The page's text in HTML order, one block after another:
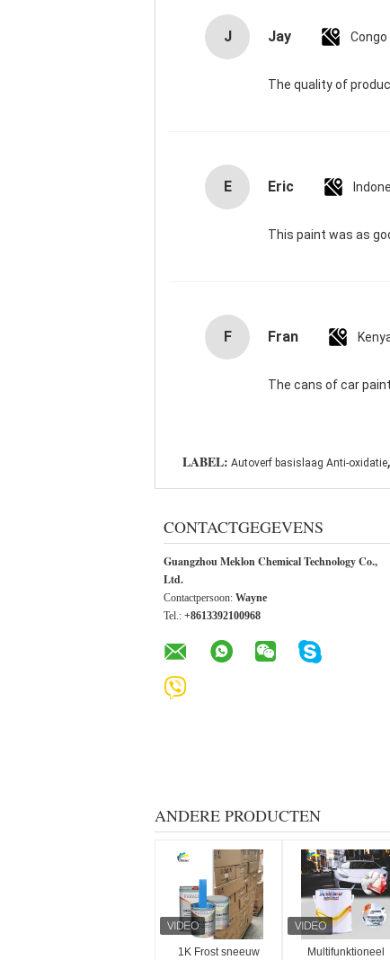
J Jay Congo
The quality of
E Eric
This paint was as
F Fran
The cans of car
LABEL: Autoverf basislaag Anti-oxidatie,
CONTACTGEGEVENS
Guangzhou Meklon Chemical Technology Co.,
Ltd.
Contactpersoon: Wayne
Tel.: +8613392100968
ANDERE PRODUCTEN
1K Frost sneeuw Multifunktioneel